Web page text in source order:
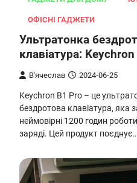
ОФІСНІ ГАДЖЕТИ
Ультратонка
клавіатура:
В'ячеслав 2024-06-25
Keychron B1 Pro – це
бездротова клавіатура, яка
неймовірні 1200 годин
заряді. Цей продукт поєднує…